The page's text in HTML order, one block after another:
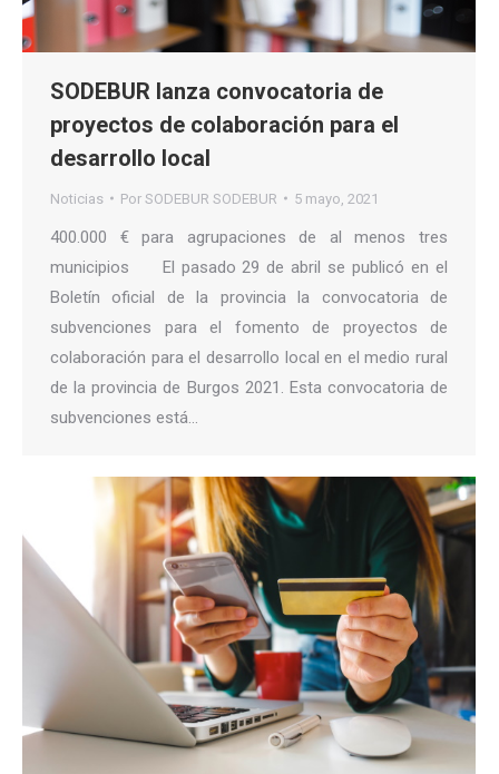
SODEBUR lanza convocatoria de
proyectos de colaboración para el
desarrollo local
Noticias Por SODEBUR SODEBUR 5 mayo, 2021
400.000 € para agrupaciones de al menos tres
municipios El pasado 29 de abril se publicó en el
Boletín oficial de la provincia la convocatoria de
subvenciones para el fomento de proyectos de
colaboración para el desarrollo local en el medio rural
de la provincia de Burgos 2021. Esta convocatoria de
subvenciones está…